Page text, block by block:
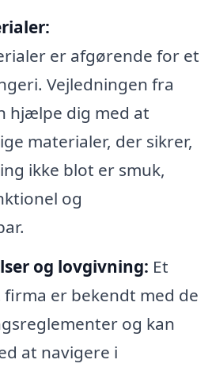
er afgørende for et
Vejledningen fra
hjælpe dig med at
materialer, der sikrer,
ikke blot er smuk,
og
og lovgivning: Et
er bekendt med de
og kan
at navigere i